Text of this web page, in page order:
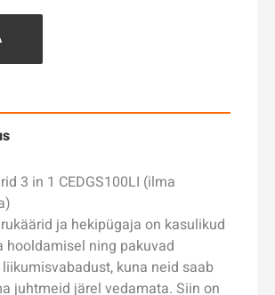
3 in 1 CEDGS100LI (ilma
ja hekipügaja on kasulikud
hooldamisel ning pakuvad
kuna neid saab
juhtmeid järel vedamata. Siin on